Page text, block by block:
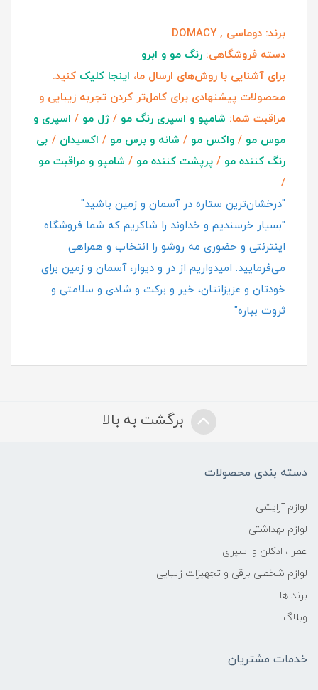
برند: دوماسی , DOMACY
دسته فروشگاهی: رنگ مو و ابرو
برای آشنایی با روش‌های ارسال ما، اینجا کلیک کنید.
محصولات پیشنهادی برای کامل‌تر کردن تجربه زیبایی و
مراقبت شما: شامپو و اسپری رنگ مو / ژل مو / اسپری و
موس مو / واکس مو / شانه و برس مو / اکسیدان / بی
رنگ کننده مو / پرپشت کننده مو / شامپو و مراقبت مو
/
"درخشان‌ترین ستاره در آسمان و زمین باشید"
"بسیار خرسندیم و خداوند را شاکریم که شما فروشگاه
اینترنتی و حضوری مه روشو را انتخاب و همراهی
می‌فرمایید. امیدواریم از در و دیوار، آسمان و زمین برای
خودتان و عزیزانتان، خیر و برکت و شادی و سلامتی و
ثروت بباره"
برگشت به بالا
دسته بندی محصولات
لوازم آرایشی
لوازم بهداشتی
عطر ، ادکلن و اسپری
لوازم شخصی برقی و تجهیزات زیبایی
برند ها
وبلاگ
خدمات مشتریان